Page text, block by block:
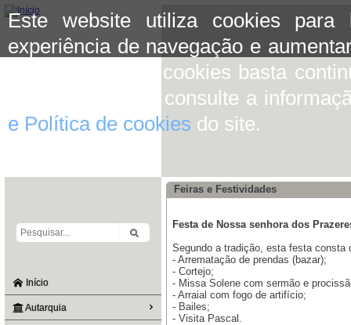
Este website utiliza cookies para
experiência de navegação e
aceitar o uso de cookies basta
mais informação consulte a
e Política de cookies do site.
Início
Autarquia
Feiras e Festividades
Festa de Nossa senhora dos
Segundo a tradição, esta festa consta
- Arrematação de prendas (bazar);
- Cortejo;
- Missa Solene com sermão e
- Arraial com fogo de artifício;
- Bailes;
- Visita Pascal.